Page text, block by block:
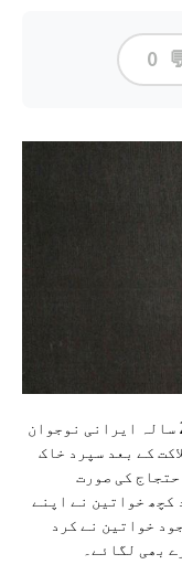
0
دو سال قبل 16 ستمبر کو جمعے کے روز جب 20 سالہ ایرانی نوجوان
کے بعد سپرد خاک
کی صورت
کچھ خواتین نے اپنے
خواتین نے کرد
بھی لگائے۔